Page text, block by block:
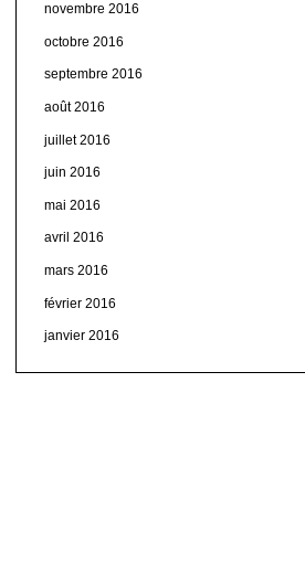
novembre 2016
octobre 2016
septembre 2016
août 2016
juillet 2016
juin 2016
mai 2016
avril 2016
mars 2016
février 2016
janvier 2016